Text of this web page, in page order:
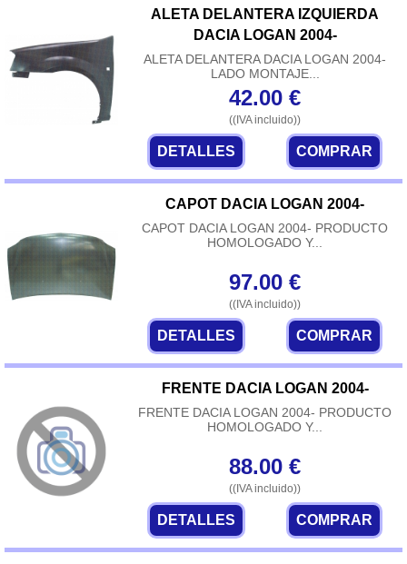
ALETA DELANTERA IZQUIERDA
DACIA LOGAN 2004-
ALETA DELANTERA DACIA LOGAN 2004-
LADO MONTAJE...
42.00 €
((IVA incluido))
DETALLES COMPRAR
CAPOT DACIA LOGAN 2004-
CAPOT DACIA LOGAN 2004- PRODUCTO
HOMOLOGADO Y...
97.00 €
((IVA incluido))
DETALLES COMPRAR
FRENTE DACIA LOGAN 2004-
FRENTE DACIA LOGAN 2004- PRODUCTO
HOMOLOGADO Y...
88.00 €
((IVA incluido))
DETALLES COMPRAR